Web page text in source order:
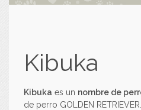
Kibuka
Kibuka es un nombre de
de perro GOLDEN RETRIEVER.